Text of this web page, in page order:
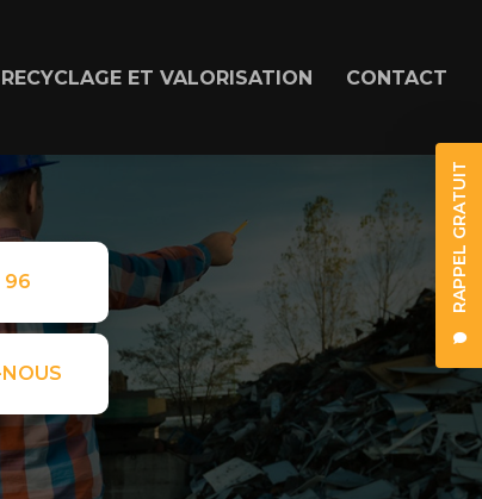
RAPPEL GRATUIT
RECYCLAGE ET VALORISATION CONTACT
96